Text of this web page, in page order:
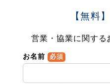
【無料
営業・協業に関する
お名前 必須